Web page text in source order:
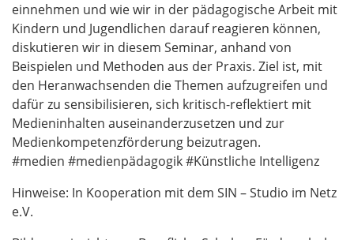
einnehmen und wie wir in der pädagogische Arbeit mit
Kindern und Jugendlichen darauf reagieren können,
diskutieren wir in diesem Seminar, anhand von
Beispielen und Methoden aus der Praxis. Ziel ist, mit
den Heranwachsenden die Themen aufzugreifen und
dafür zu sensibilisieren, sich kritisch-reflektiert mit
Medieninhalten auseinanderzusetzen und zur
Medienkompetenzförderung beizutragen.
#medien #medienpädagogik #Künstliche Intelligenz
Hinweise: In Kooperation mit dem SIN – Studio im Netz
e.V.